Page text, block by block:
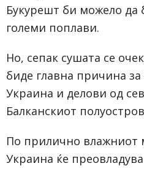
Букурешт би можело да
големи поплави.
Но, сепак сушата се
биде главна причина
Украина и делови од
Балканскиот
По прилично влажниот
Украина ќе